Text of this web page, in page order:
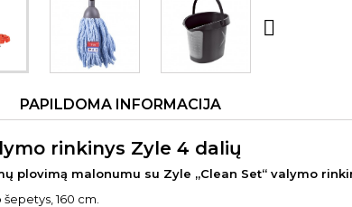

PAPILDOMA INFORMACIJA
rinkinys Zyle 4 dalių
plovimą malonumu su Zyle „Clean Set“ valymo
160 cm.